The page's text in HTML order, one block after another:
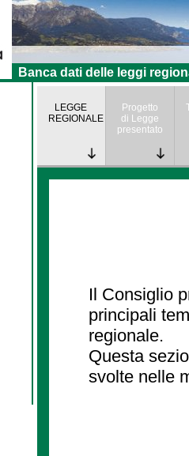
Banca dati delle leggi
LEGGE
REGIONALE
Progetto
di Legge
presentato
Il Consiglio
principali
regionale.
Questa
svolte nelle